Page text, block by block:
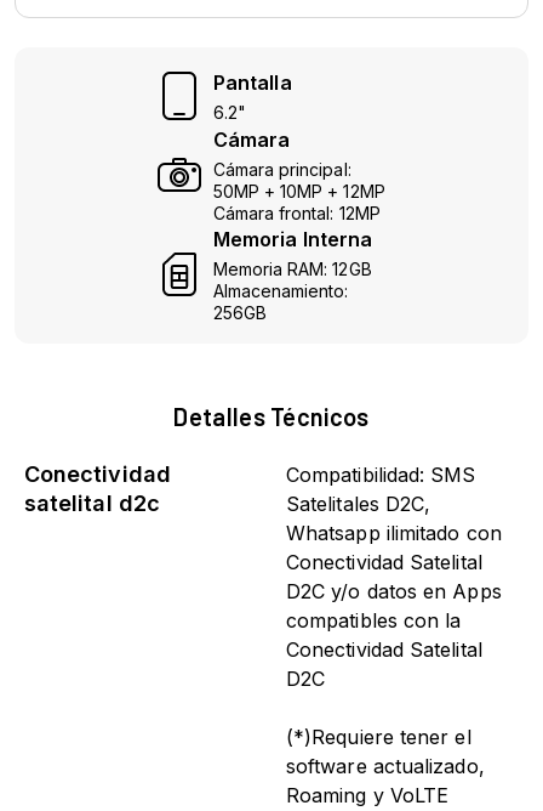
Pantalla
6.2"
Cámara
Cámara principal:
50MP + 10MP + 12MP
Cámara frontal: 12MP
Memoria Interna
Memoria RAM: 12GB
Almacenamiento:
256GB
Detalles Técnicos
Conectividad
satelital d2c
Compatibilidad: SMS
Satelitales D2C,
Whatsapp ilimitado con
Conectividad Satelital
D2C y/o datos en Apps
compatibles con la
Conectividad Satelital
D2C
(*)Requiere tener el
software actualizado,
Roaming y VoLTE